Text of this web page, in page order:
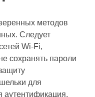
методов
Следует
Wi-Fi,
сохранять пароли
для
аутентификация.